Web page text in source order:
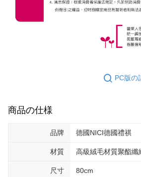
PC版の
商品の仕様
品牌 德國NICI德國禮祺
材質 高級絨毛材質聚酯纖
尺寸 80cm